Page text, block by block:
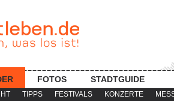
TIPPS FESTIVALS KONZERTE
FOTOS STADTGUIDE